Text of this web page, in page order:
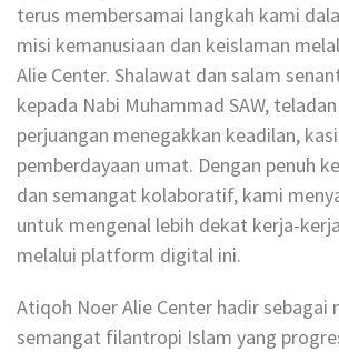
terus membersamai langkah kami
misi kemanusiaan dan keislaman
Alie Center. Shalawat dan salam
kepada Nabi Muhammad SAW,
perjuangan menegakkan keadilan,
pemberdayaan umat. Dengan penuh
dan semangat kolaboratif, kami
untuk mengenal lebih dekat kerja-
melalui platform digital ini.
Atiqoh Noer Alie Center hadir sebagai
semangat filantropi Islam yang